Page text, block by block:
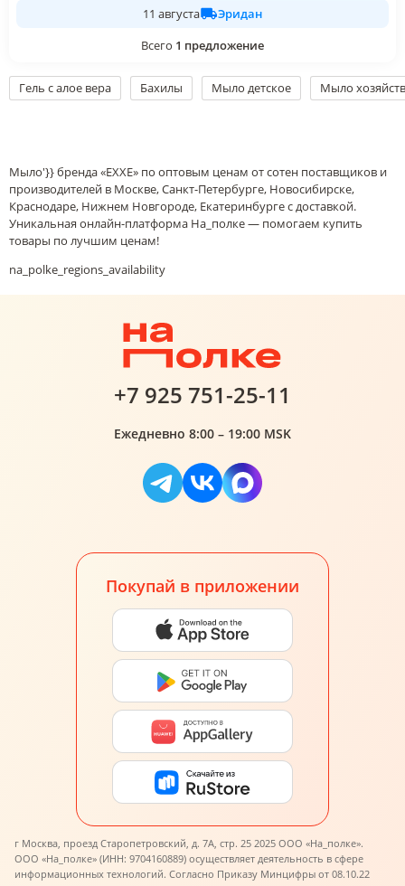
11 августа
Эридан
Всего 1 предложение
Гель с алое вера Бахилы Мыло детское Мыло
Мыло'}} бренда «EXXE» по оптовым ценам от сотен поставщиков и
производителей в Москве, Санкт-Петербурге, Новосибирске,
Краснодаре, Нижнем Новгороде, Екатеринбурге с доставкой.
Уникальная онлайн-платформа На_полке — помогаем купить
товары по лучшим ценам!
na_polke_regions_availability
+7 925 751-25-11
Ежедневно 8:00 – 19:00 MSK
Покупай в приложении
г Москва, проезд Старопетровский, д. 7А, стр. 25 2025 ООО «На_полке».
ООО «На_полке» (ИНН: 9704160889) осуществляет деятельность в сфере
информационных технологий. Согласно Приказу Минцифры от 08.10.22